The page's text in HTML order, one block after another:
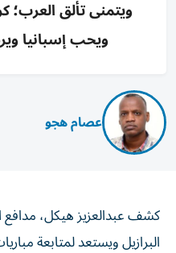
ويتمنى تألق العرب؛
ويحب إسبانيا
عصام هجو
كشف عبدالعزيز هيكل،
البرازيل ويستعد لمتابعة